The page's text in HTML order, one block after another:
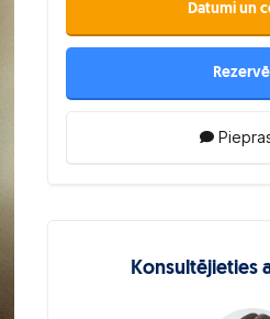
Datumi un
Konsultējieties